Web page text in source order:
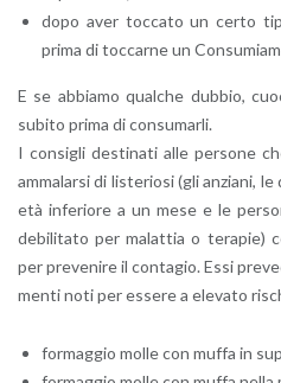
dopo aver toc­ca­to un certo
prima di toc­car­ne un
E se ab­bia­mo qual­che dub­bio,
su­bi­to prima di con­su­mar­li.
I con­si­gli de­sti­na­ti alle per­so­ne
am­ma­lar­si di li­ste­rio­si (gli an­zia­ni,
età in­fe­rio­re a un mese e le
de­bi­li­ta­to per ma­lat­tia o te­ra­pie)
per pre­ve­ni­re il con­ta­gio. Essi
men­ti noti per es­se­re a ele­va­to
for­mag­gio molle con muffa in